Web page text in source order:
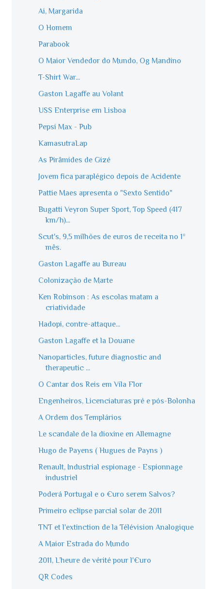
Ai, Margarida
O Homem
Parabook
O Maior Vendedor do Mundo, Og Mandino
T-Shirt War...
Gaston Lagaffe au Volant
USS Enterprise em Lisboa
Pepsi Max - Pub
KamasutraLap
As Pirâmides de Gizé
Jovem fica paraplégico depois de Acidente
Pattie Maes apresenta o "Sexto Sentido"
Bugatti Veyron Super Sport, Top Speed (417
km/h)...
Scut's, 9,5 milhões de euros de receita no 1º
mês.
Gaston Lagaffe au Bureau
Colonização de Marte
Ken Robinson : As escolas matam a
criatividade
Hadopi, contre-attaque...
Gaston Lagaffe et la Douane
Nanoparticles, future diagnostic and
therapeutic ...
O Cantar dos Reis em Vila Flor
Engenheiros, Licenciaturas pré e pós-Bolonha
A Ordem dos Templários
Le scandale de la dioxine en Allemagne
Hugo de Payens ( Hugues de Payns )
Renault, Industrial espionage - Espionnage
industriel
Poderá Portugal e o €uro serem Salvos?
Primeiro eclipse parcial solar de 2011
TNT et l'extinction de la Télévision Analogique
A Maior Estrada do Mundo
2011, L’heure de vérité pour l'€uro
QR Codes